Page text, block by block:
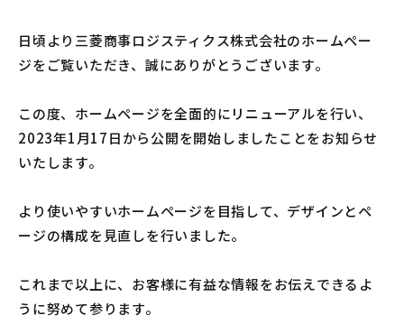
日頃より三菱商事ロジスティクス株式会社のホームペー
ジをご覧いただき、誠にありがとうございます。
この度、ホームページを全面的にリニューアルを行い、
2023年1月17日から公開を開始しましたことをお知らせ
いたします。
より使いやすいホームページを目指して、デザインとペ
ージの構成を見直しを行いました。
これまで以上に、お客様に有益な情報をお伝えできるよ
うに努めて参ります。